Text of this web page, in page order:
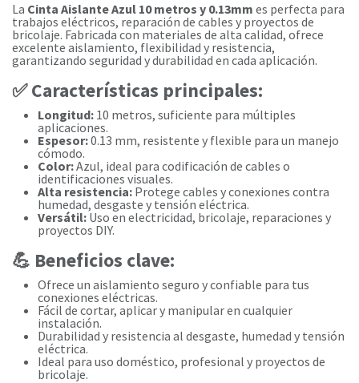
La Cinta Aislante Azul 10 metros y 0.13mm es perfecta para
trabajos eléctricos, reparación de cables y proyectos de
bricolaje. Fabricada con materiales de alta calidad, ofrece
excelente aislamiento, flexibilidad y resistencia,
garantizando seguridad y durabilidad en cada aplicación.
✅ Características principales:
Longitud: 10 metros, suficiente para múltiples
aplicaciones.
Espesor:0.13 mm, resistente y flexible para un manejo
cómodo.
Color:Azul, ideal para codificación de cables o
identificaciones visuales.
Alta resistencia: Protege cables y conexiones contra
humedad, desgaste y tensión eléctrica.
Versátil: Uso en electricidad, bricolaje, reparaciones y
proyectos DIY.
💪 Beneficios clave:
Ofrece un aislamiento seguro y confiable para tus
conexiones eléctricas.
Fácil de cortar, aplicar y manipular en cualquier
instalación.
Durabilidad y resistencia al desgaste, humedad y tensión
eléctrica.
Ideal para uso doméstico, profesional y proyectos de
bricolaje.